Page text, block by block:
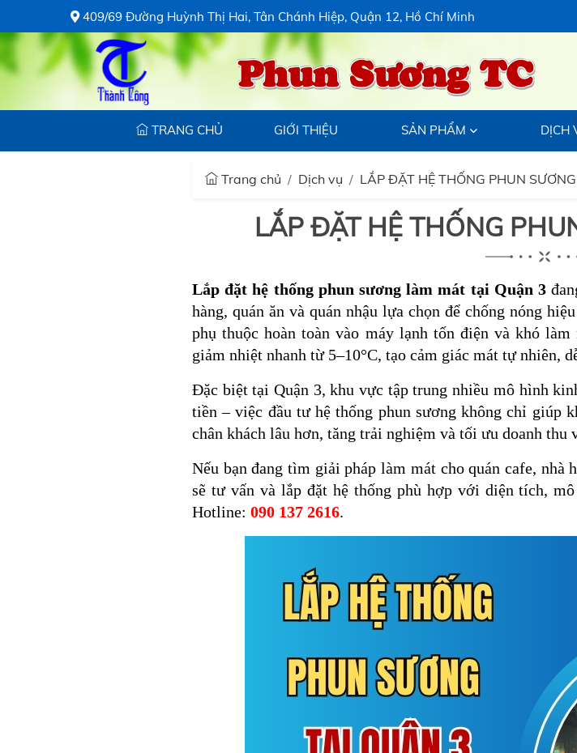
409/69 Đường Huỳnh Thị Hai, Tân Chánh Hiệp, Quận 12, Hồ Chí Minh
Phun Sương TC
TRANG CHỦ GIỚI THIỆU SẢN PHẨM DỊCH
Trang chủ Dịch vụ LẮP ĐẶT HỆ THỐNG PHUN
LẮP ĐẶT HỆ THỐNG
Lắp đặt hệ thống phun sương làm mát tại Quận 3
hàng, quán ăn và quán nhậu lựa chọn để chống nóng
phụ thuộc hoàn toàn vào máy lạnh tốn điện và khó
giảm nhiệt nhanh từ 5–10°C, tạo cảm giác mát tự nhiên,
Đặc biệt tại Quận 3, khu vực tập trung nhiều mô hình
tiền – việc đầu tư hệ thống phun sương không chỉ giúp
chân khách lâu hơn, tăng trải nghiệm và tối ưu doanh thu
Nếu bạn đang tìm giải pháp làm mát cho quán cafe, nhà
sẽ tư vấn và lắp đặt hệ thống phù hợp với diện tích,
Hotline: 090 137 2616.